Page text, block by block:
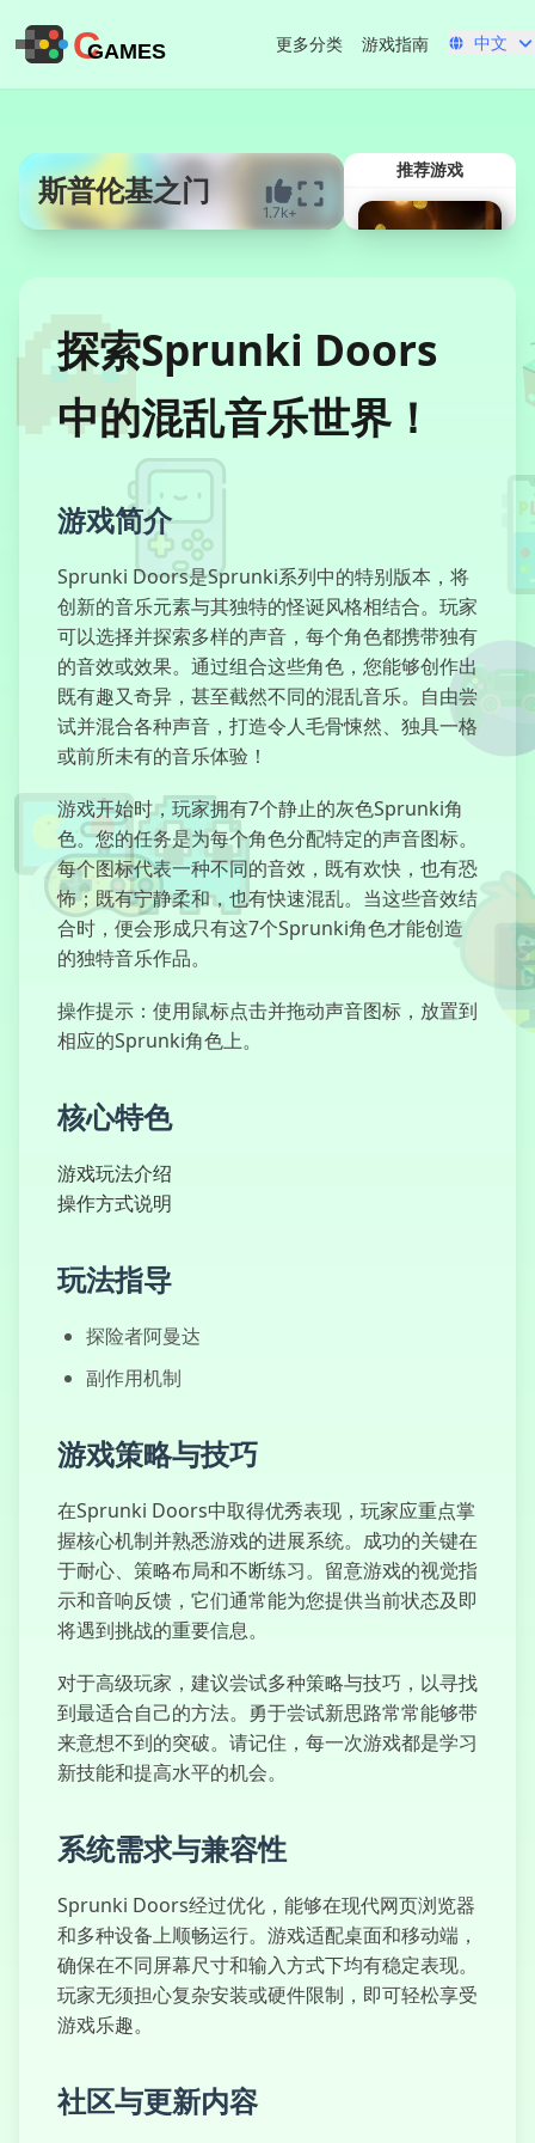
CGAMES 更多分类 游戏指南 中文
斯普伦基之门
1.7k+
推荐游戏
鸡骑士点击器
冒险者阿曼达
探索Sprunki Doors
中的混乱音乐世界！
游戏简介
Sprunki Doors是Sprunki系列中的特别版本，将
创新的音乐元素与其独特的怪诞风格相结合。玩家
可以选择并探索多样的声音，每个角色都携带独有
的音效或效果。通过组合这些角色，您能够创作出
既有趣又奇异，甚至截然不同的混乱音乐。自由尝
试并混合各种声音，打造令人毛骨悚然、独具一格
或前所未有的音乐体验！
游戏开始时，玩家拥有7个静止的灰色Sprunki角
色。您的任务是为每个角色分配特定的声音图标。
每个图标代表一种不同的音效，既有欢快，也有恐
怖；既有宁静柔和，也有快速混乱。当这些音效结
合时，便会形成只有这7个Sprunki角色才能创造
的独特音乐作品。
操作提示：使用鼠标点击并拖动声音图标，放置到
相应的Sprunki角色上。
核心特色
游戏玩法介绍
操作方式说明
玩法指导
探险者阿曼达
副作用机制
游戏策略与技巧
在Sprunki Doors中取得优秀表现，玩家应重点掌
握核心机制并熟悉游戏的进展系统。成功的关键在
于耐心、策略布局和不断练习。留意游戏的视觉指
示和音响反馈，它们通常能为您提供当前状态及即
将遇到挑战的重要信息。
对于高级玩家，建议尝试多种策略与技巧，以寻找
到最适合自己的方法。勇于尝试新思路常常能够带
来意想不到的突破。请记住，每一次游戏都是学习
新技能和提高水平的机会。
系统需求与兼容性
Sprunki Doors经过优化，能够在现代网页浏览器
和多种设备上顺畅运行。游戏适配桌面和移动端，
确保在不同屏幕尺寸和输入方式下均有稳定表现。
玩家无须担心复杂安装或硬件限制，即可轻松享受
游戏乐趣。
社区与更新内容